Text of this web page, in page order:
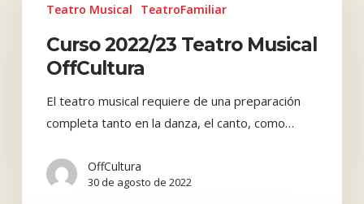
Teatro
OffCultura
Teatro Musical
TeatroFamiliar
Curso 2022/23 Teatro Musical
OffCultura
El teatro musical requiere de una preparación
completa tanto en la danza, el canto, como…
OffCultura
30 de agosto de 2022